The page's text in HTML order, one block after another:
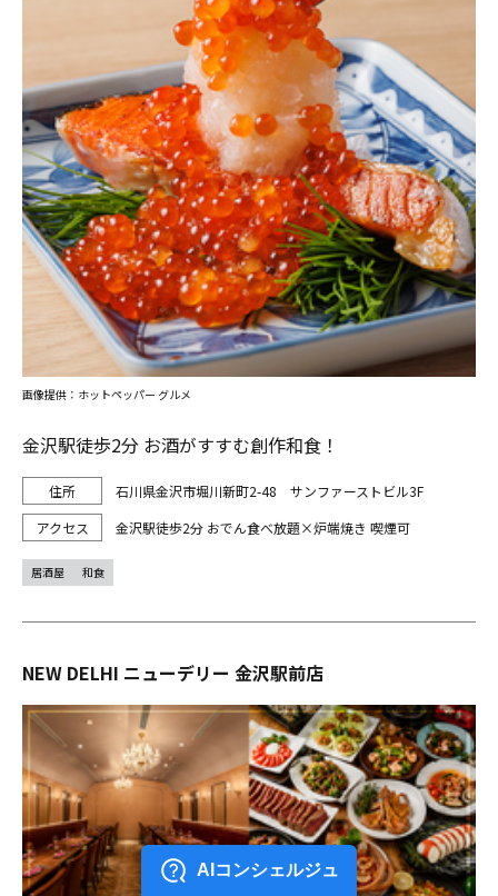
金沢駅徒歩2分 お酒がすすむ創作和食！
石川県金沢市堀川新町2-48 サンファーストビル3F
金沢駅徒歩2分 おでん食べ放題×炉端焼き 喫煙可
画像提供：ホットペッパー グルメ
居酒屋 和食
NEW DELHI ニューデリー 金沢駅前店